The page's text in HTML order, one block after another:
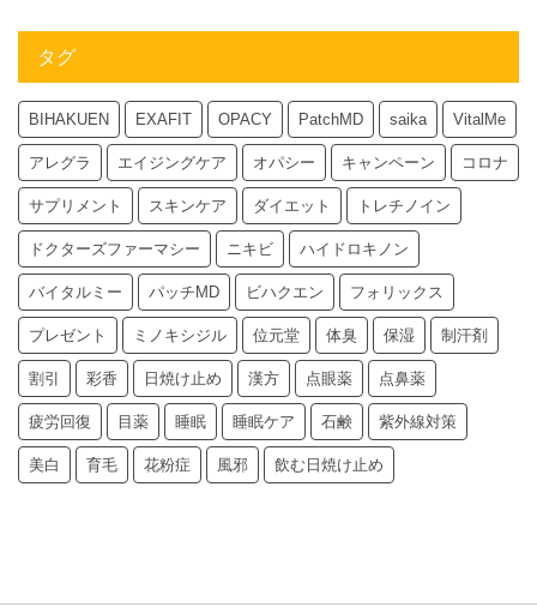
タグ
BIHAKUEN EXAFIT OPACY PatchMD saika VitalMe
アレグラ エイジングケア オパシー キャンペーン コロナ
サプリメント スキンケア ダイエット トレチノイン
ドクターズファーマシー ニキビ ハイドロキノン
バイタルミー パッチMD ビハクエン フォリックス
プレゼント ミノキシジル 位元堂 体臭 保湿 制汗剤
割引 彩香 日焼け止め 漢方 点眼薬 点鼻薬
疲労回復 目薬 睡眠 睡眠ケア 石鹸 紫外線対策
美白 育毛 花粉症 風邪 飲む日焼け止め